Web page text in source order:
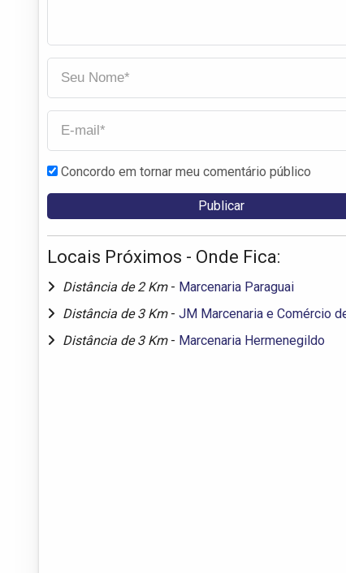
Concordo em tornar meu comentário público
Locais Próximos - Onde Fica:
Distância de 2 Km - Marcenaria Paraguai
Distância de 3 Km - JM Marcenaria e Comércio
Distância de 3 Km - Marcenaria Hermenegildo